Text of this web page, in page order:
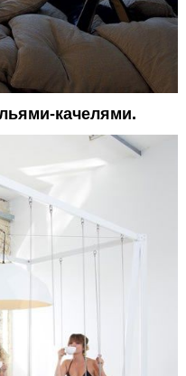
качелями.